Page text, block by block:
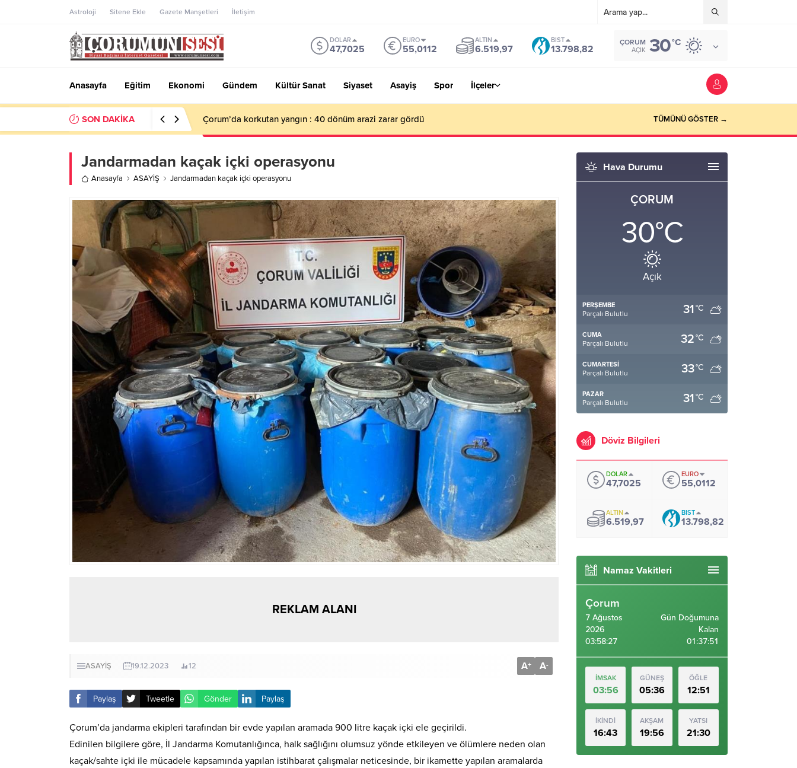
Astroloji Sitene Ekle Gazete Manşetleri İletişim
DOLAR
47,7025
EURO
55,0112
ALTIN
6.519,97
BIST
13.798,82
ÇORUM
AÇIK 30°C
Anasayfa Eğitim Ekonomi Gündem Kültür Sanat Siyaset Asayiş Spor İlçeler
SON DAKİKA Çorum’da korkutan yangın : 40 dönüm arazi zarar gördü TÜMÜNÜ GÖSTER →
Jandarmadan kaçak içki operasyonu
Anasayfa ASAYİŞ Jandarmadan kaçak içki operasyonu
REKLAM ALANI
ASAYİŞ 19.12.2023 12 A+ A-
Paylaş Tweetle Gönder Paylaş
Çorum’da jandarma ekipleri tarafından bir evde yapılan aramada 900 litre kaçak içki ele geçirildi.
Edinilen bilgilere göre, İl Jandarma Komutanlığınca, halk sağlığını olumsuz yönde etkileyen ve ölümlere neden olan
kaçak/sahte içki ile mücadele kapsamında yapılan istihbarat çalışmalar neticesinde, bir ikamette yapılan aramalarda
Hava Durumu
ÇORUM
30°C
Açık
PERŞEMBE
Parçalı Bulutlu 31°C
CUMA
Parçalı Bulutlu 32°C
CUMARTESI
Parçalı Bulutlu 33°C
PAZAR
Parçalı Bulutlu 31°C
Döviz Bilgileri
DOLAR
47,7025
EURO
55,0112
ALTIN
6.519,97
BIST
13.798,82
Namaz Vakitleri
Çorum
7 Ağustos
2026
03:58:28
Gün Doğumuna
Kalan
01:37:50
İMSAK
03:56
GÜNEŞ
05:36
ÖĞLE
12:51
İKİNDİ
16:43
AKŞAM
19:56
YATSI
21:30